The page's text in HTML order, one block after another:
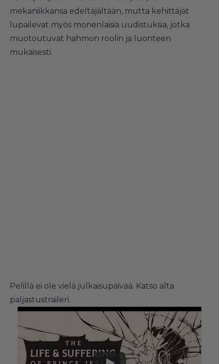
mekaniikkansa edeltäjältään, mutta kehittäjät
lupailevat myös monenlaisia uudistuksia, jotka
muotoutuvat hahmon roolin ja luonteen
mukaisesti.
Pelillä ei ole vielä julkaisupäivää. Katso alta
paljastustraileri.